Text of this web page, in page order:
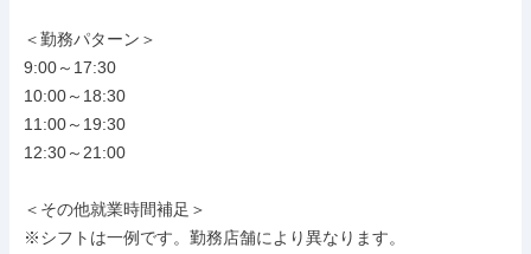
＜勤務パターン＞
9:00～17:30
10:00～18:30
11:00～19:30
12:30～21:00
＜その他就業時間補足＞
※シフトは一例です。勤務店舗により異なります。